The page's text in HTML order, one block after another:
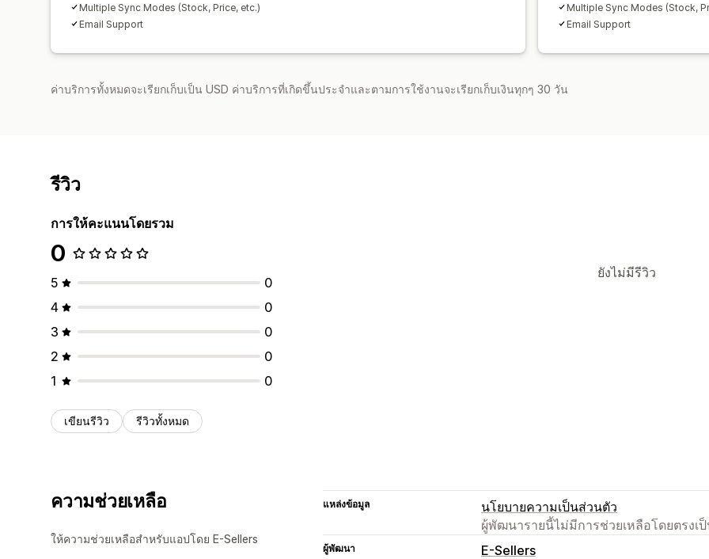
Multiple Sync Modes (Stock, Price, etc.)
Email Support
Multiple Sync Modes (Stock,
Email Support
ค่าบริการทั้งหมดจะเรียกเก็บเป็น USD ค่าบริการที่เกิดขึ้นประจำและตามการใช้งานจะเรียกเก็บเงินทุกๆ 30 วัน
รีวิว
การให้คะแนนโดยรวม
0
5
0
4
0
3
0
2
0
1
0
เขียนรีวิว รีวิวทั้งหมด
ยังไม่มีรีวิว
ความช่วยเหลือ
ให้ความช่วยเหลือสำหรับแอปโดย E-Sellers
แหล่งข้อมูล
นโยบายความเป็นส่วนตัว
ผู้พัฒนารายนี้ไม่มีการช่วยเหลือโดยตรงเ
ผู้พัฒนา
E-Sellers